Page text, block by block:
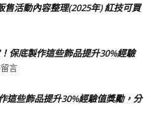
售活動內容整理(2025年) 紅技可買
保底製作這些飾品提升30%經驗
言
這些飾品提升30%經驗值獎勵，分